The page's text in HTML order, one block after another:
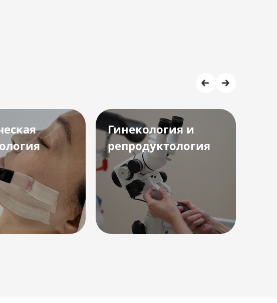
Гинекология и
репродуктология